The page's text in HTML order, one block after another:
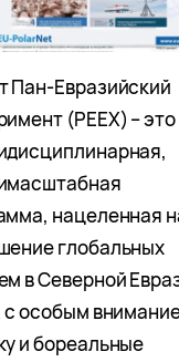
Пан-Евразийский
(PEEX) – это
нацеленная
глобальных
в Северной
с особым
и бореальные